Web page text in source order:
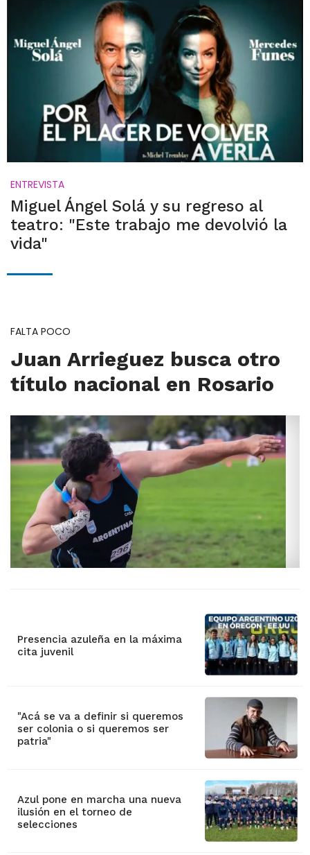
ENTREVISTA
Miguel Ángel Solá y su regreso al
teatro: "Este trabajo me devolvió la
vida"
FALTA POCO
Juan Arrieguez busca otro
título nacional en Rosario
Presencia azuleña en la máxima
cita juvenil
"Acá se va a definir si queremos
ser colonia o si queremos ser
patria"
Azul pone en marcha una nueva
ilusión en el torneo de
selecciones